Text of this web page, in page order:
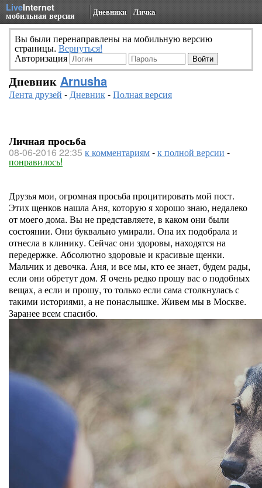
LiveInternet
мобильная версия Дневники Личка
Вы были перенаправлены на мобильную версию
страницы. Вернуться!
Авторизация
Дневник Arnusha
Лента друзей -Дневник-Полная версия
Личная просьба
08-06-2016 22:35 к комментариям-к полной версии -
понравилось!
Друзья мои, огромная просьба процитировать мой пост.
Этих щенков нашла Аня, которую я хорошо знаю, недалеко
от моего дома. Вы не представляете, в каком они были
состоянии. Они буквально умирали. Она их подобрала и
отнесла в клинику. Сейчас они здоровы, находятся на
передержке. Абсолютно здоровые и красивые щенки.
Мальчик и девочка. Аня, и все мы, кто ее знает, будем рады,
если они обретут дом. Я очень редко прошу вас о подобных
вещах, а если и прошу, то только если сама столкнулась с
такими историями, а не понаслышке. Живем мы в Москве.
Заранее всем спасибо.